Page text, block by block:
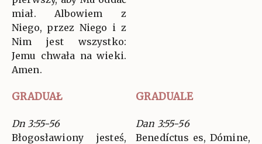
miał. Albowiem z
Niego, przez Niego i z
Nim jest wszystko:
Jemu chwała na wieki.
Amen.
GRADUAŁ GRADUALE
Dn 3:55-56
Błogosławiony jesteś,
Dan 3:55-56
Benedíctus es, Dómine,